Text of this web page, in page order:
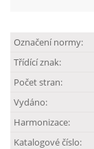
Označení normy:
Třídící znak:
Počet stran:
Vydáno:
Harmonizace:
Katalogové číslo: